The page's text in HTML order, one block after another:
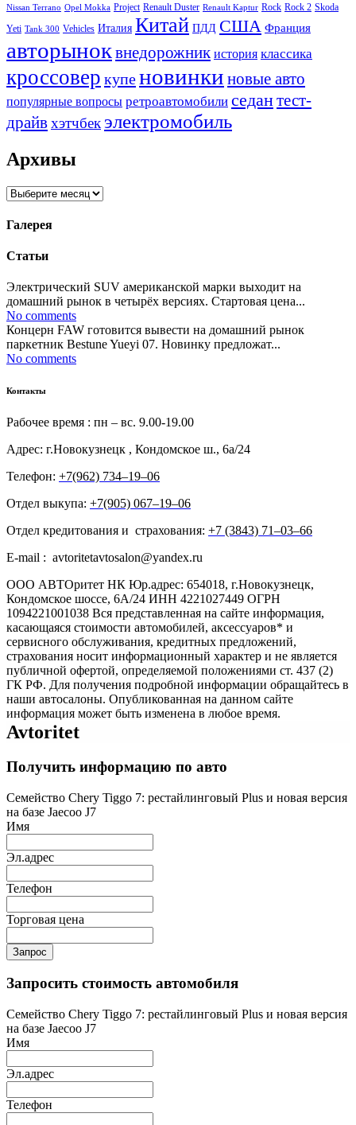
Nissan Terrano Opel Mokka Project Renault Duster Renault Kaptur Rock Rock 2 Skoda
Yeti Tank 300 Vehicles Италия Китай ПДД США Франция
авторыноквнедорожник история классика
кроссовер купеновинки новые авто
популярные вопросы ретроавтомобили седантест-
драйвхэтчбек электромобиль
Архивы
Архивы
Галерея
Статьи
Электрический SUV американской марки выходит на
домашний рынок в четырёх версиях. Стартовая цена...
No comments
Концерн FAW готовится вывести на домашний рынок
паркетник Bestune Yueyi 07. Новинку предложат...
No comments
Контакты
Рабочее время : пн – вс. 9.00-19.00
Адрес: г.Новокузнецк , Кондомское ш., 6а/24
Телефон: +7(962) 734‒19‒06
Отдел выкупа: +7(905) 067‒19‒06
Отдел кредитования и страхования: +7 (3843) 71‒03‒66
E-mail : avtoritetavtosalon@yandex.ru
ООО АВТОритет НК Юр.адрес: 654018, г.Новокузнецк,
Кондомское шоссе, 6А/24 ИНН 4221027449 ОГРН
1094221001038 Вся представленная на сайте информация,
касающаяся стоимости автомобилей, аксессуаров* и
сервисного обслуживания, кредитных предложений,
страхования носит информационный характер и не является
публичной офертой, определяемой положениями ст. 437 (2)
ГК РФ. Для получения подробной информации обращайтесь в
наши автосалоны. Опубликованная на данном сайте
информация может быть изменена в любое время.
Avtoritet
Получить информацию по авто
Семейство Chery Tiggo 7: рестайлинговый Plus и новая версия
на базе Jaecoo J7
Имя
Эл.адрес
Телефон
Торговая цена
Запрос
Запросить стоимость автомобиля
Семейство Chery Tiggo 7: рестайлинговый Plus и новая версия
на базе Jaecoo J7
Имя
Эл.адрес
Телефон